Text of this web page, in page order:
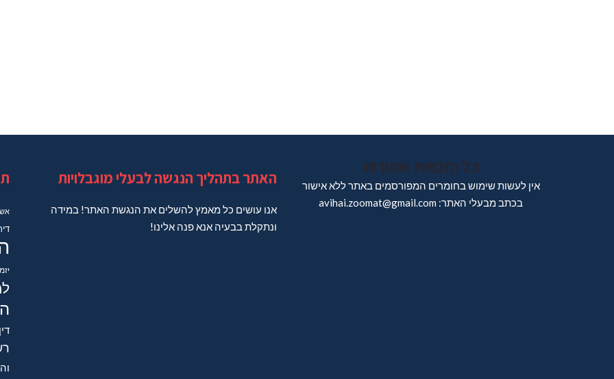
כל הזכויות שמורות
אין לעשות שימוש בחומרים המפורסמים באתר ללא אישור
בכתב מבעלי האתר: avihai.zoomat@gmail.com
האתר בתהליך הנגשה לבעלי מוגבלויות
אנו עושים כל מאמץ להשלים את הנגשת האתר! במידה
ונתקלת בבעיה אנא פנה אלינו!
דין